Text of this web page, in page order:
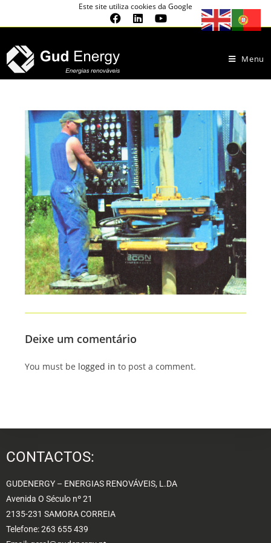
Este site utiliza cookies da Google
Menu
Deixe um comentário
You must be logged in to post a comment.
CONTACTOS:
GUDENERGY – ENERGIAS RENOVÁVEIS, L.DA
Avenida O Século nº 21
2135-231 SAMORA CORREIA
Telefone: 263 655 439